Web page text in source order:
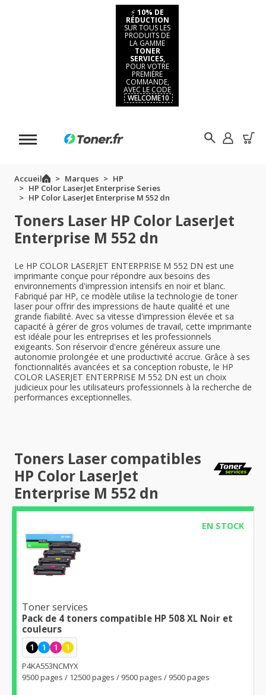
⚡ 10% DE
RÉDUCTION
SUR TOUS LES
PRODUITS DE
LA GAMME
TONER
SERVICES,
POUR VOTRE
PREMIÈRE
COMMANDE,
AVEC LE CODE
WELCOME10
Accueil Marques
HP
HP Color LaserJet Enterprise Series
HP Color LaserJet Enterprise M 552 dn
Toners Laser HP Color LaserJet
Enterprise M 552 dn
Le HP COLOR LASERJET ENTERPRISE M 552 DN est une
imprimante conçue pour répondre aux besoins des
environnements d'impression intensifs en noir et blanc.
Fabriqué par HP, ce modèle utilise la technologie de toner
laser pour offrir des impressions de haute qualité et une
grande fiabilité. Avec sa vitesse d'impression élevée et sa
capacité à gérer de gros volumes de travail, cette imprimante
est idéale pour les entreprises et les professionnels
exigeants. Son réservoir d'encre généreux assure une
autonomie prolongée et une productivité accrue. Grâce à ses
fonctionnalités avancées et sa conception robuste, le HP
COLOR LASERJET ENTERPRISE M 552 DN est un choix
judicieux pour les utilisateurs professionnels à la recherche de
performances exceptionnelles.
Toners Laser compatibles
HP Color LaserJet
Enterprise M 552 dn
EN STOCK
Toner services
Pack de 4 toners compatible HP 508 XL Noir et
couleurs
1 1 1 1
P4KA553NCMYX
9500 pages / 12500 pages / 9500 pages / 9500 pages